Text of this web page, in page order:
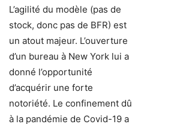
L’agilité du modèle (pas de
stock, donc pas de BFR) est
un atout majeur. L’ouverture
d’un bureau à New York lui a
donné l’opportunité
d’acquérir une forte
notoriété. Le confinement dû
à la pandémie de Covid-19 a